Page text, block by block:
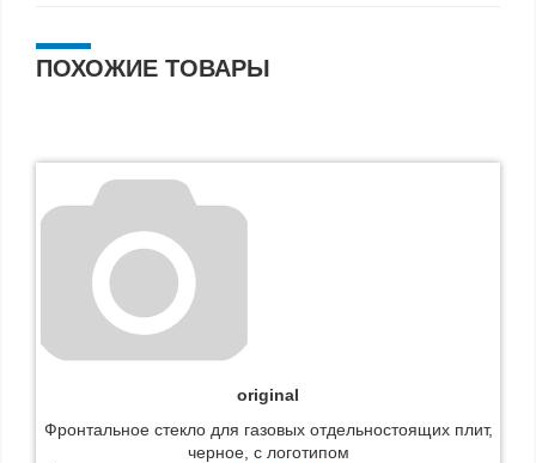
ПОХОЖИЕ ТОВАРЫ
оriginal
Фронтальное стекло для газовых отдельностоящих плит,
черное, с логотипом